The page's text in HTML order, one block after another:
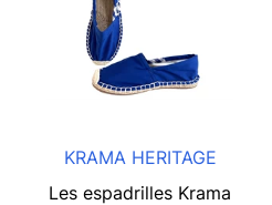
KRAMA HERITAGE
Les espadrilles Krama